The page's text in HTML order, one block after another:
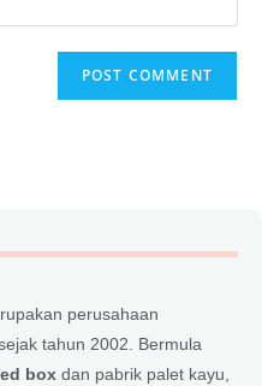
perusahaan
tahun 2002. Bermula
box dan pabrik palet kayu,